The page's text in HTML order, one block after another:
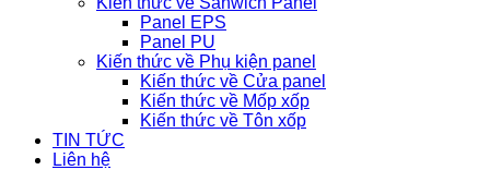
Panel EPS
Panel PU
Kiến thức về Phụ kiện panel
Kiến thức về Cửa panel
Kiến thức về Mốp xốp
Kiến thức về Tôn xốp
TIN TỨC
Liên hệ